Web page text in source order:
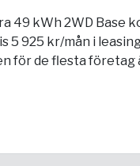
49 kWh 2WD Base
5 925 kr/mån i
för de flesta företag